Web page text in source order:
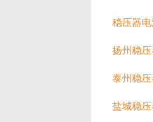
稳压器
扬州稳
泰州稳
盐城稳